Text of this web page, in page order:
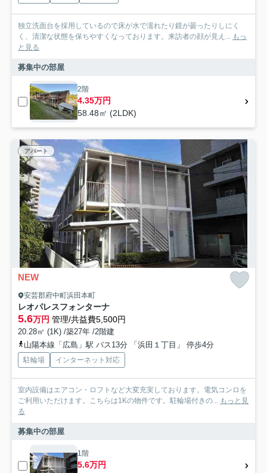
独立洗面台を採用しているので床が水で濡れたり鏡が曇ったりしにく
く、清潔な状態を保ちやすくなっております。来訪者の顔が見え... もっ
と見る
募集中の部屋
2階
4.35万円
58.48㎡ (2LDK)
アパート
NEW
安芸郡府中町浜田本町
レオパレスフォンターナ
5.6万円 管理/共益費5,500円
20.28㎡ (1K) /築27年 /2階建
山陽本線「広島」駅 バス13分 「浜田１丁目」 停歩4分
駐輪場 インターネット対応
室内設備はエアコン・ロフトなど大変充実しております。電気コンロを
ご利用いただけます。こちらは1Kの物件です。駐輪場付きの... もっと見
る
募集中の部屋
1階
5.6万円